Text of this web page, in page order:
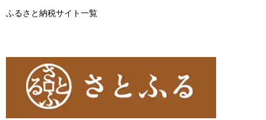
ふるさと納税サイト一覧